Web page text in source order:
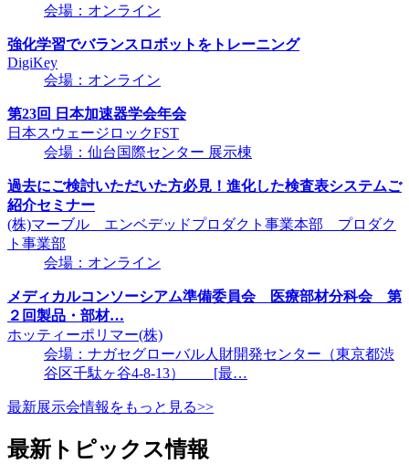
会場：オンライン
強化学習でバランスロボットをトレーニング
DigiKey
会場：オンライン
第23回 日本加速器学会年会
日本スウェージロックFST
会場：仙台国際センター 展示棟
過去にご検討いただいた方必見！進化した検査表システムご
紹介セミナー
(株)マーブル エンベデッドプロダクト事業本部 プロダク
ト事業部
会場：オンライン
メディカルコンソーシアム準備委員会 医療部材分科会 第
２回製品・部材…
ホッティーポリマー(株)
会場：ナガセグローバル人財開発センター（東京都渋
谷区千駄ヶ谷4-8-13） [最…
最新展示会情報をもっと見る>>
最新トピックス情報